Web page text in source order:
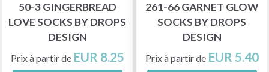
50-3 GINGERBREAD
LOVE SOCKS BY DROPS
DESIGN
Prix à partir de EUR 8.25
261-66 GARNET GLOW
SOCKS BY DROPS
DESIGN
Prix à partir de EUR 5.40